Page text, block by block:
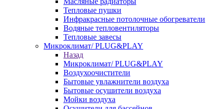
Тепловые пушки
Инфракрасные потолочные обогреватели
Водяные тепловентиляторы
Тепловые завесы
Микроклимат/ PLUG&PLAY
Назад
Микроклимат/ PLUG&PLAY
Воздухоочистители
Бытовые увлажнители воздуха
Бытовые осушители воздуха
Мойки воздуха